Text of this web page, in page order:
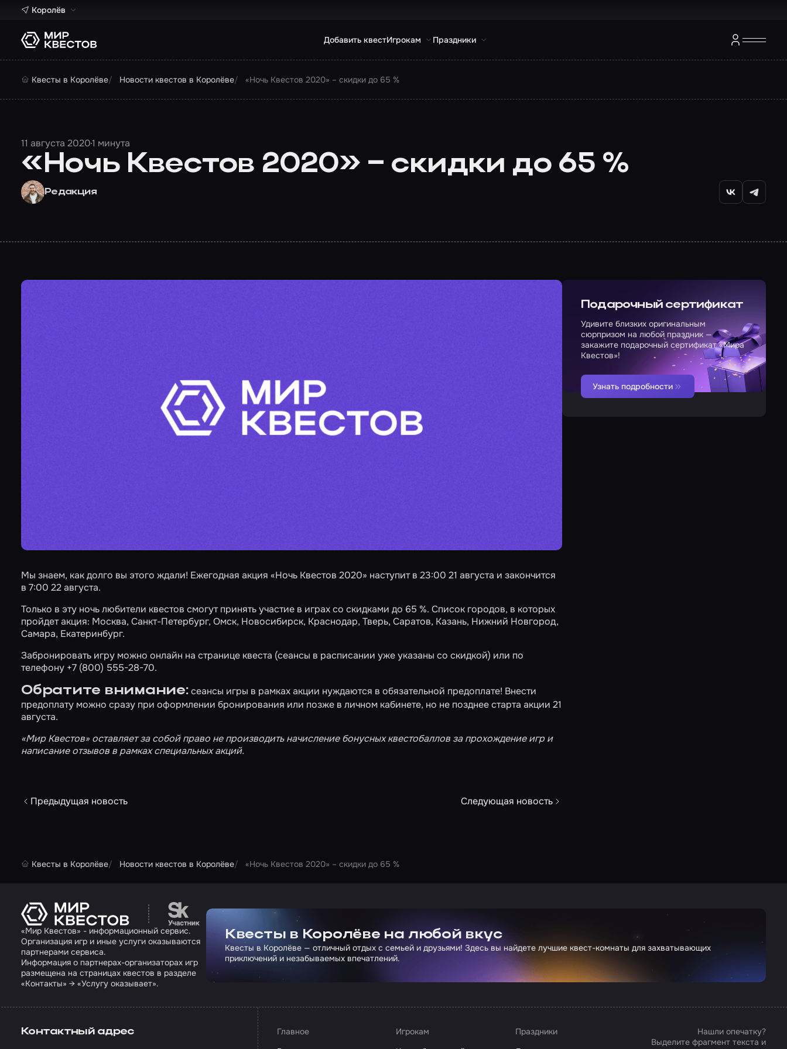
Королёв
Добавить квестИгрокам Праздники
Квесты в Королёве Новости квестов в Королёве «Ночь Квестов 2020» – скидки до 65 %
11 августа 20201 минута
«Ночь Квестов 2020» – скидки до 65 %
Редакция
Мы знаем, как долго вы этого ждали! Ежегодная акция «Ночь Квестов 2020» наступит в 23:00 21 августа и закончится
в 7:00 22 августа.
Только в эту ночь любители квестов смогут принять участие в играх со скидками до 65 %. Список городов, в которых
пройдет акция: Москва, Санкт-Петербург, Омск, Новосибирск, Краснодар, Тверь, Саратов, Казань, Нижний Новгород,
Самара, Екатеринбург.
Забронировать игру можно онлайн на странице квеста (сеансы в расписании уже указаны со скидкой) или по
телефону +7 (800) 555-28-70.
Обратите внимание:сеансы игры в рамках акции нуждаются в обязательной предоплате! Внести
предоплату можно сразу при оформлении бронирования или позже в личном кабинете, но не позднее старта акции 21
августа.
«Мир Квестов» оставляет за собой право не производить начислениебонусных квестобаллов за прохождение игр и
написание отзывов в рамках специальных акций.
Предыдущая новость Следующая новость
Подарочный сертификат
Удивите близких оригинальным
сюрпризом на любой праздник —
закажите подарочный сертификат «Мира
Квестов»!
Узнать подробности
Квесты в Королёве Новости квестов в Королёве «Ночь Квестов 2020» – скидки до 65 %
Перейти на сайт партнера Сколково
«Мир Квестов» - информационный сервис.
Организация игр и иные услуги оказываются
партнерами сервиса.
Информация о партнерах-организаторах игр
размещена на страницах квестов в разделе
«Контакты» → «Услугу оказывает».
Квесты в Королёве на любой вкус
Квесты в Королёве — отличный отдых с семьей и друзьями! Здесь вы найдете лучшие квест-комнаты для захватывающих
приключений и незабываемых впечатлений.
Контактный адрес
Главное
Игрокам
Праздники
Нашли опечатку?
Выделите фрагмент текста и